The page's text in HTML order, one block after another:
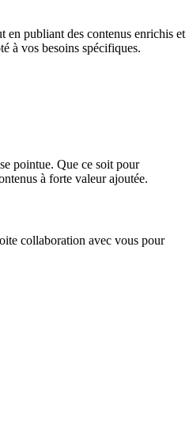
en publiant des contenus enrichis et
à vos besoins spécifiques.
pointue. Que ce soit pour
à forte valeur ajoutée.
collaboration avec vous pour